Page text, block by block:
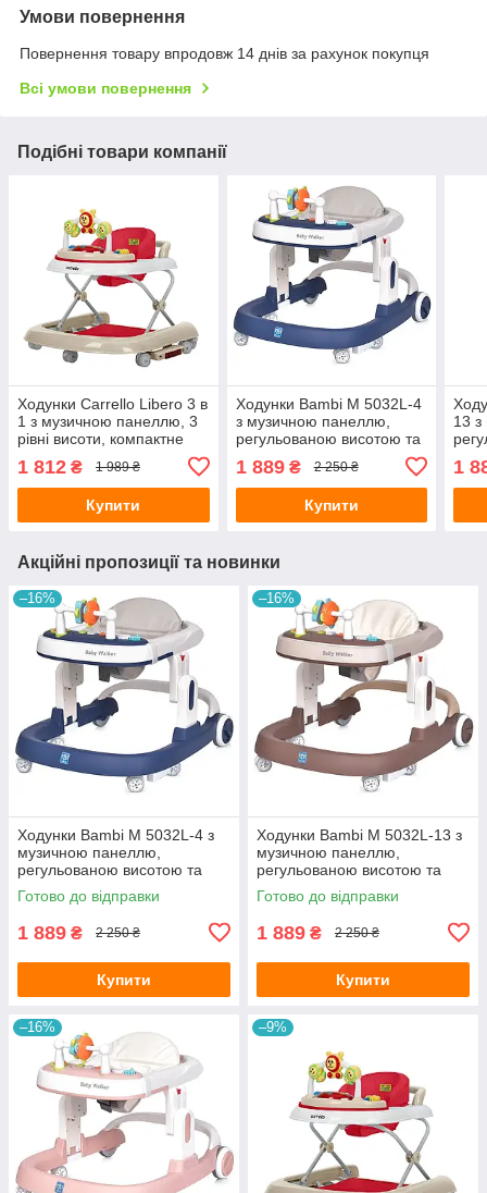
Умови повернення
Повернення товару впродовж 14 днів за рахунок покупця
Всі умови повернення
Подібні товари компанії
Ходунки Carrello Libero 3 в
1 з музичною панеллю, 3
рівні висоти, компактне
Red)
1 812 ₴ 1 989 ₴
Купити
Ходунки Bambi M 5032L-4
з музичною панеллю,
регульованою висотою та
1 889₴ 2 250 ₴
Купити
13
1
Акційні пропозиції та новинки
–16%
Ходунки Bambi M 5032L-4 з
музичною панеллю,
регульованою висотою та
світловими ефектами
Готово до відправки
1 889 ₴ 2 250 ₴
Купити
–16%
Ходунки Bambi M 5032L-13 з
музичною панеллю,
регульованою висотою та
світловими ефектами
Готово до відправки
1 889 ₴ 2 250 ₴
Купити
–16% –9%